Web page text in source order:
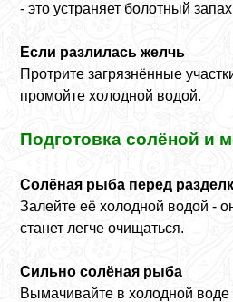
- это устраняет болотный
Если разлилась желчь
Протрите загрязнённые
промойте холодной водой.
Подготовка солёной и
Солёная рыба перед
Залейте её холодной водой -
станет легче очищаться.
Сильно солёная рыба
Вымачивайте в холодной